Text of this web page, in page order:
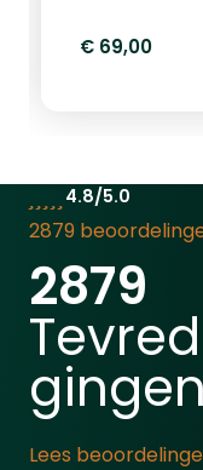
€ 69,00
4.8/5.0
2879
2879
Lees